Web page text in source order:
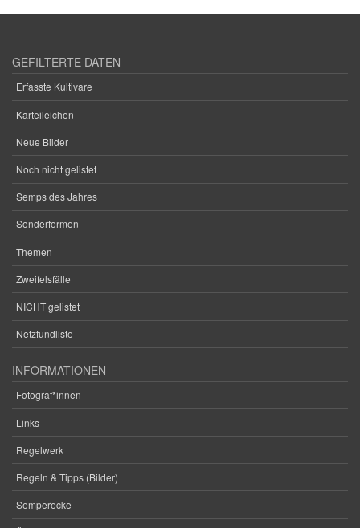
GEFILTERTE DATEN
Erfasste Kultivare
Karteileichen
Neue Bilder
Noch nicht gelistet
Semps des Jahres
Sonderformen
Themen
Zweifelsfälle
NICHT gelistet
Netzfundliste
INFORMATIONEN
Fotograf*innen
Links
Regelwerk
Regeln & Tipps (Bilder)
Semperecke